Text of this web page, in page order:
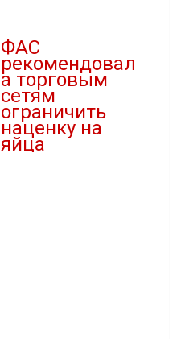
ФАС
рекомендовал
а торговым
сетям
ограничить
наценку на
яйца